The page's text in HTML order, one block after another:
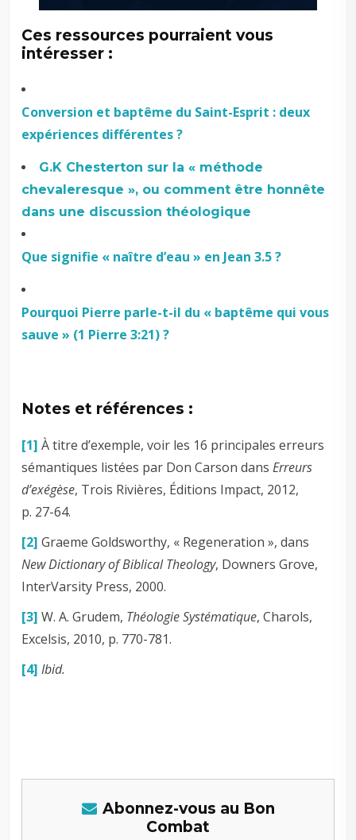
Ces ressources pourraient vous
intéresser :
Conversion et baptême du Saint-Esprit : deux
expériences différentes ?
G.K Chesterton sur la « méthode
chevaleresque », ou comment être honnête
dans une discussion théologique
Que signifie « naître d’eau » en Jean 3.5 ?
Pourquoi Pierre parle-t-il du « baptême qui vous
sauve » (1 Pierre 3:21) ?
Notes et références :
[1] À titre d’exemple, voir les 16 principales erreurs
sémantiques listées par Don Carson dansErreurs
d’exégèse, Trois Rivières, Éditions Impact, 2012,
p. 27-64.
[2] Graeme Goldsworthy, « Regeneration », dans
New Dictionary of Biblical Theology, Downers Grove,
InterVarsity Press, 2000.
[3] W. A. Grudem, Théologie Systématique, Charols,
Excelsis, 2010, p. 770-781.
[4] Ibid.
Abonnez-vous au Bon
Combat